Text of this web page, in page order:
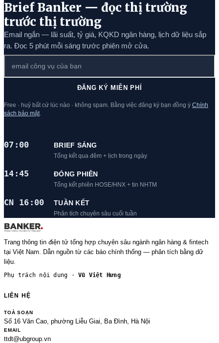
Brief Banker — đọc thị trường
trước thị trường
Email ngắn — lãi suất, tỷ giá, KQKD ngân hàng, lịch dữ liệu sắp
ra. Đọc 5 phút mỗi sáng trước phiên mở cửa.
ĐĂNG KÝ MIỄN PHÍ
Free · huỷ bất cứ lúc nào · không spam. Bằng việc đăng ký bạn đồng ý Chính
sách bảo mật
07:00 BRIEF SÁNG
Tổng kết qua đêm + lịch trong ngày
14:45 ĐÓNG PHIÊN
Tổng kết phiên HOSE/HNX + tin NHTM
CN 16:00 TUẦN KẾT
Phân tích chuyên sâu cuối tuần
Trang thông tin điện tử tổng hợp chuyên sâu ngành ngân hàng & fintech
tại Việt Nam. Dẫn nguồn từ các báo chính thống — phân tích bằng dữ
liệu.
Phụ trách nội dung ·Vũ Việt Hưng
LIÊN HỆ
TOÀ SOẠN
Số 16 Văn Cao, phường Liễu Giai, Ba Đình, Hà Nội
EMAIL
ttdt@ubgroup.vn